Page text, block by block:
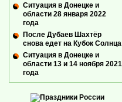
Ситуация в Донецке и
области 28 января 2022
года
После Дубаев Шахтёр
снова едет на Кубок Солнца
Ситуация в Донецке и
области 13 и 14 ноября 2021
года